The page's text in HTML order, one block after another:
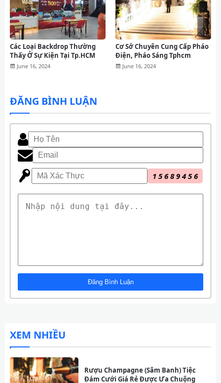
Các Loại Backdrop Thường
Thấy Ở Sự Kiện Tại Tp.HCM
June 16, 2024
Cơ Sở Chuyên Cung Cấp Pháo
Điện, Pháo Sáng Tphcm
June 16, 2024
ĐĂNG BÌNH LUẬN
1 5 6 8 9 4 5 6
XEM NHIỀU
Rượu Champagne (Sâm Banh) Tiệc
Đám Cưới Giá Rẻ Được Ưa Chuộng